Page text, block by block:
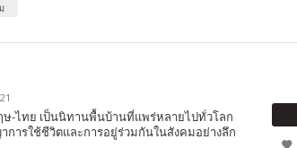
ษ-ไทย เป็นนิทานพื้นบ้านที่แพร่หลายไปทั่วโลก
การใช้ชีวิตและการอยู่ร่วมกันในสังคมอย่างลึก